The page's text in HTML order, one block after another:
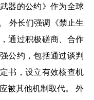
器的公约》作为全球
外长们强调《禁止生
通过积极磋商、合作
公约，包括通过谈判
书，设立有效核查机
被其他机制取代。 外